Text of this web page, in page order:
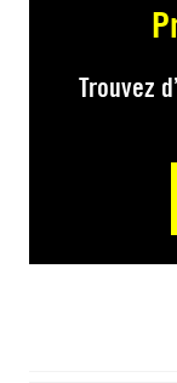
Trouvez